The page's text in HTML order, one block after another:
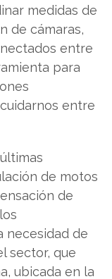
medidas de
de cámaras,
entre
para
entre
de motos
de
necesidad de
sector, que
ubicada en la